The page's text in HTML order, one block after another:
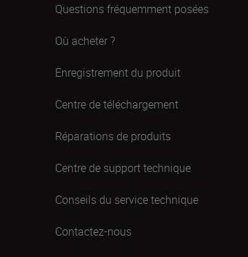
Questions fréquemment posées
Où acheter ?
Enregistrement du produit
Centre de téléchargement
Réparations de produits
Centre de support technique
Conseils du service technique
Contactez-nous